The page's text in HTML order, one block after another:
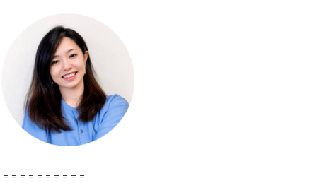
＝＝＝＝＝＝＝＝＝＝